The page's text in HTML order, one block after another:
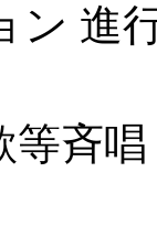
ン 進
等斉唱